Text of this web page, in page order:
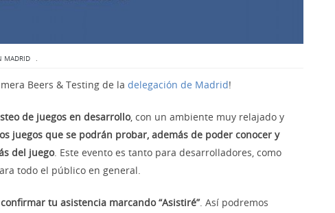
MADRID .
Beers & Testing de la delegación de Madrid!
de juegos en desarrollo, con un ambiente muy relajado y
juegos que se podrán probar, además de poder conocer y
del juego. Este evento es tanto para desarrolladores, como
todo el público en general.
tu asistencia marcando “Asistiré”. Así podremos